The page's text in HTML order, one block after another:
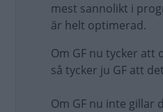
mest sannolikt i
är helt optimerad.
Om GF nu tycker att
så tycker ju GF att
Om GF nu inte gillar